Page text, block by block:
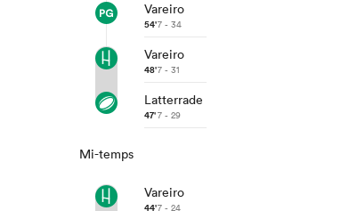
Vareiro
54'7 - 34
Vareiro
48'7 - 31
Latterrade
47'7 - 29
Mi-temps
Vareiro
7 - 24